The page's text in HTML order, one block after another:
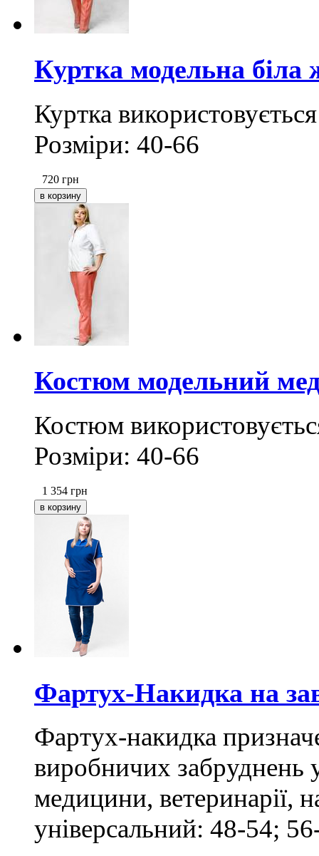
Куртка модельна біла
Куртка
Розміри: 40-66
720 грн
Костюм модельний
Костюм
Розміри: 40-66
1 354 грн
Фартух-Накидка на
Фартух-накидка
виробничих забруднень
медицини, ветеринарії,
універсальний: 48-54;